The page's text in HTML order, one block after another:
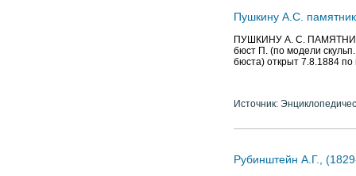
Пушкину А.С.
ПУШКИНУ А. С.
бюст П. (по модели
бюста) открыт 7.8.1884 по
Источник:
Рубинштейн А.Г.,